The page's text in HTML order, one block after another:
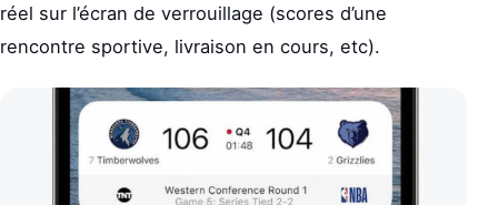
réel sur l’écran de verrouillage (scores d’une
rencontre sportive, livraison en cours, etc).